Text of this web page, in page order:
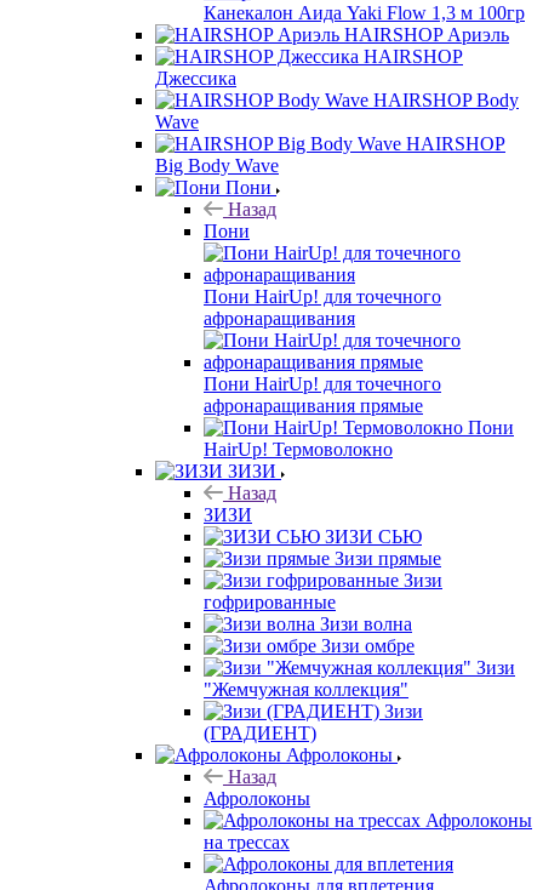
Канекалон Аида Yaki Flow 1,3 м 100гр
HAIRSHOP Ариэль
HAIRSHOP
Джессика
HAIRSHOP Body
Wave
HAIRSHOP
Big Body Wave
Пони
Назад
Пони
Пони HairUp! для точечного
афронаращивания
Пони HairUp! для точечного
афронаращивания прямые
Пони
HairUp! Термоволокно
ЗИЗИ
Назад
ЗИЗИ
ЗИЗИ СЬЮ
Зизи прямые
Зизи
гофрированные
Зизи волна
Зизи омбре
Зизи
"Жемчужная коллекция"
Зизи
(ГРАДИЕНТ)
Афролоконы
Назад
Афролоконы
Афролоконы
на трессах
Афролоконы для вплетения